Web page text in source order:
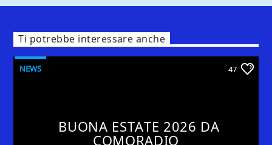
Ti potrebbe interessare anche
NEWS 47
BUONA ESTATE 2026 DA
COMORADIO